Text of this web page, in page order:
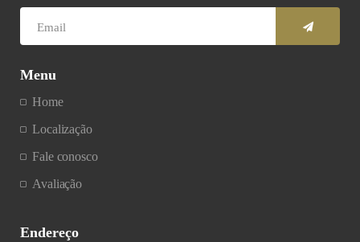
Menu
Home
Localização
Fale conosco
Avaliação
Endereço